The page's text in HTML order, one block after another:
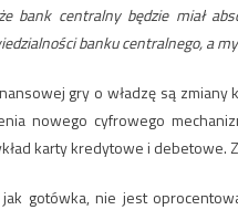
bank centralny będzie miał
banku centralnego, a
gry o władzę są zmiany
nowego cyfrowego
karty kredytowe i debetowe.
jak gotówka, nie jest